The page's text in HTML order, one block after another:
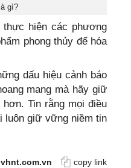
gì?
hiện các phương
phong thủy để hóa
dấu hiệu cảnh báo
mang mà hãy giữ
Tin rằng mọi điều
luôn giữ vững niềm tin
copy link